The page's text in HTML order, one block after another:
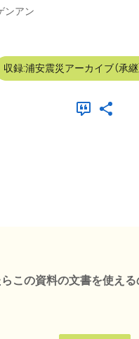
ンアン
収録:浦安震災アーカイブ（承継
この資料の文書を使える